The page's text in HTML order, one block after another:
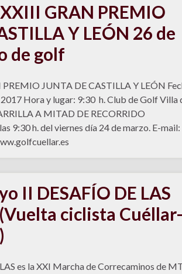
XXIII GRAN PREMIO
Y LEÓN 26 de
de golf
PREMIO JUNTA DE CASTILLA Y LEÓN
Hora y lugar: 9:30 h. Club de Golf Villa
A MITAD DE RECORRIDO
9:30 h. del viernes día 24 de marzo. E-mail:
II DESAFÍO DE LAS
ciclista
es la XXI Marcha de Correcaminos de